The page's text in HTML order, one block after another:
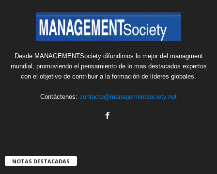
Desde MANAGEMENTSociety difundimos lo mejor del managment
mundial, promoviendo el pensamiento de lo mas destacados expertos
con el objetivo de contribuir a la formación de líderes globales.
Contáctenos: contacto@managementsociety.net
NOTAS DESTACADAS